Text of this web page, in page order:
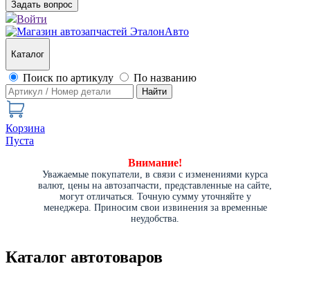
Задать вопрос
Войти
Каталог
Поиск по артикулу По названию
Найти
Корзина
Пуста
Внимание!
Уважаемые покупатели, в связи с изменениями курса
валют, цены на автозапчасти, представленные на сайте,
могут отличаться. Точную сумму уточняйте у
менеджера. Приносим свои извинения за временные
неудобства.
Каталог автотоваров